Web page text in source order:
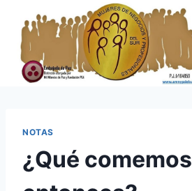
contenido
NOTAS
¿Qué comemos